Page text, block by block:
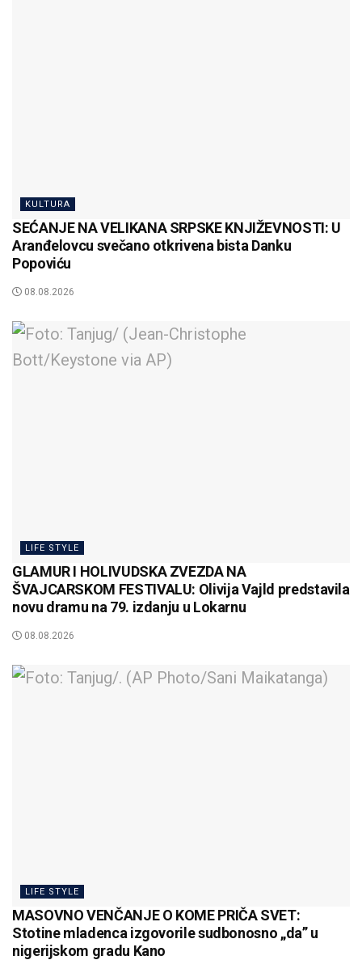
KULTURA
SEĆANJE NA VELIKANA SRPSKE KNJIŽEVNOSTI: U
Aranđelovcu svečano otkrivena bista Danku
Popoviću
08.08.2026
LIFE STYLE
GLAMUR I HOLIVUDSKA ZVEZDA NA
ŠVAJCARSKOM FESTIVALU: Olivija Vajld predstavila
novu dramu na 79. izdanju u Lokarnu
08.08.2026
LIFE STYLE
MASOVNO VENČANJE O KOME PRIČA SVET:
Stotine mladenca izgovorile sudbonosno „da” u
nigerijskom gradu Kano